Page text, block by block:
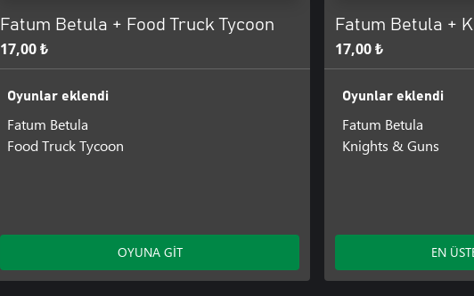
Fatum Betula + Food Truck Tycoon
17,00 ₺
Oyunlar eklendi
Fatum Betula
Food Truck Tycoon
OYUNA GİT
Fatum Betula +
17,00 ₺
Oyunlar eklendi
Fatum Betula
Knights & Guns
EN